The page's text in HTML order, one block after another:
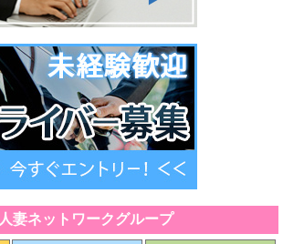
人妻ネットワークグループ